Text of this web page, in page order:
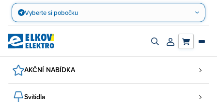
Přejít
obsah
Vyberte si pobočku
Zapnout/vypnout
Přihlásit/
AKČNÍ NABÍDKA
Svítidla